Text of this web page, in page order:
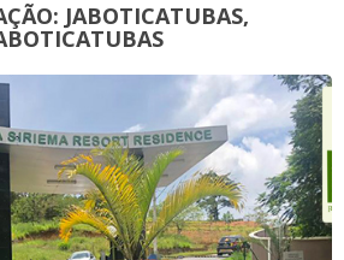
JABOTICATUBAS,